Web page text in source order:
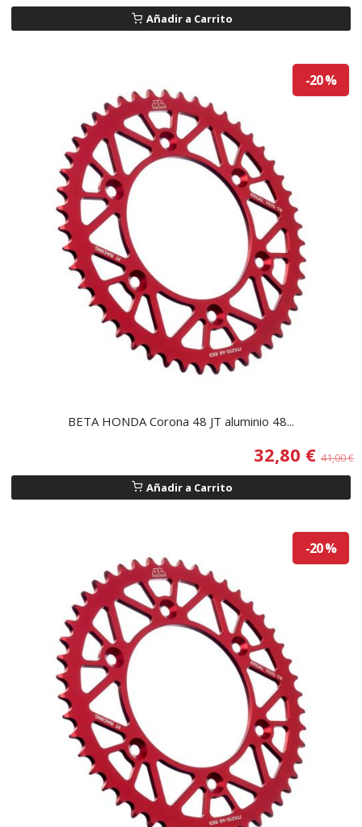
Añadir a Carrito
-20 %
BETA HONDA Corona 48 JT aluminio 48...
32,80 € 41,00 €
Añadir a Carrito
-20 %